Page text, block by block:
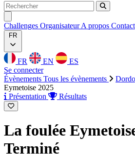
Rechercher
Rechercher
Challenges OrganisateurA propos Contact
FR
FR EN
ES
Se connecter
Évènements Tous les évènements
Eymetoise 2025
Présentation
Résultats
La foulée
Terminé